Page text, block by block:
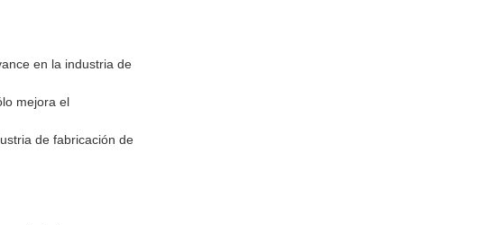
en la industria de
mejora el
de fabricación de